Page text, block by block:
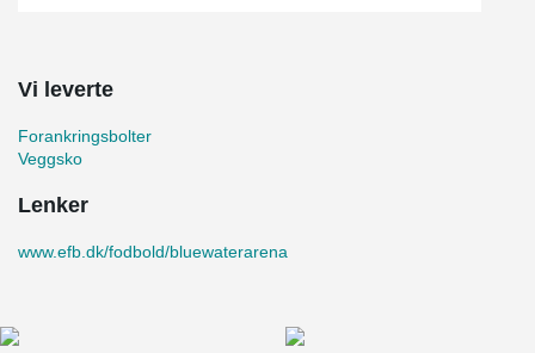
Vi leverte
Forankringsbolter
Veggsko
Lenker
www.efb.dk/fodbold/bluewaterarena